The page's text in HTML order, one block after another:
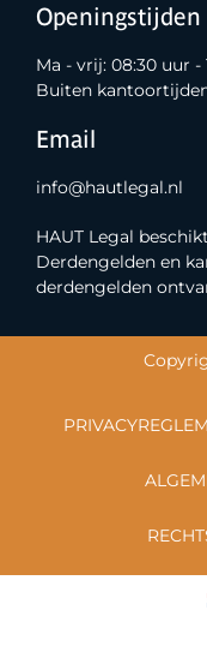
Ma - vrij: 08:30 uur -
Buiten
Email
info@hautlegal.nl
HAUT Legal
Derdengelden en
derdengelden